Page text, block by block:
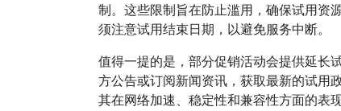
制。这些限制旨在防止滥用，确保试用资
须注意试用结束日期，以避免服务中断。
值得一提的是，部分促销活动会提供延长
方公告或订阅新闻资讯，获取最新的试用
其在网络加速、稳定性和兼容性方面的表现